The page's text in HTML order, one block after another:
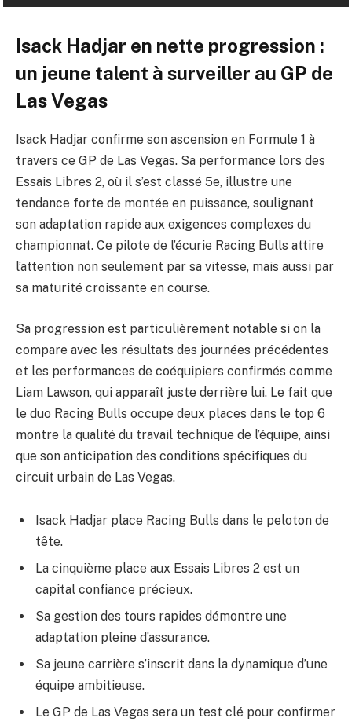
Isack Hadjar en nette progression :
un jeune talent à surveiller au GP de
Las Vegas
Isack Hadjar confirme son ascension en Formule 1 à
travers ce GP de Las Vegas. Sa performance lors des
Essais Libres 2, où il s’est classé 5e, illustre une
tendance forte de montée en puissance, soulignant
son adaptation rapide aux exigences complexes du
championnat. Ce pilote de l’écurie Racing Bulls attire
l’attention non seulement par sa vitesse, mais aussi par
sa maturité croissante en course.
Sa progression est particulièrement notable si on la
compare avec les résultats des journées précédentes
et les performances de coéquipiers confirmés comme
Liam Lawson, qui apparaît juste derrière lui. Le fait que
le duo Racing Bulls occupe deux places dans le top 6
montre la qualité du travail technique de l’équipe, ainsi
que son anticipation des conditions spécifiques du
circuit urbain de Las Vegas.
Isack Hadjar place Racing Bulls dans le peloton de
tête.
La cinquième place aux Essais Libres 2 est un
capital confiance précieux.
Sa gestion des tours rapides démontre une
adaptation pleine d’assurance.
Sa jeune carrière s’inscrit dans la dynamique d’une
équipe ambitieuse.
Le GP de Las Vegas sera un test clé pour confirmer